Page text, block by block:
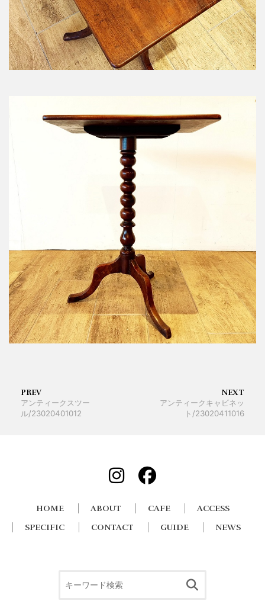
PREV
アンティークスツー
ル/23020401012
NEXT
アンティークキャビネッ
ト/23020411016
HOME ABOUT CAFE
ACCESS
SPECIFIC
CONTACT GUIDE NEWS